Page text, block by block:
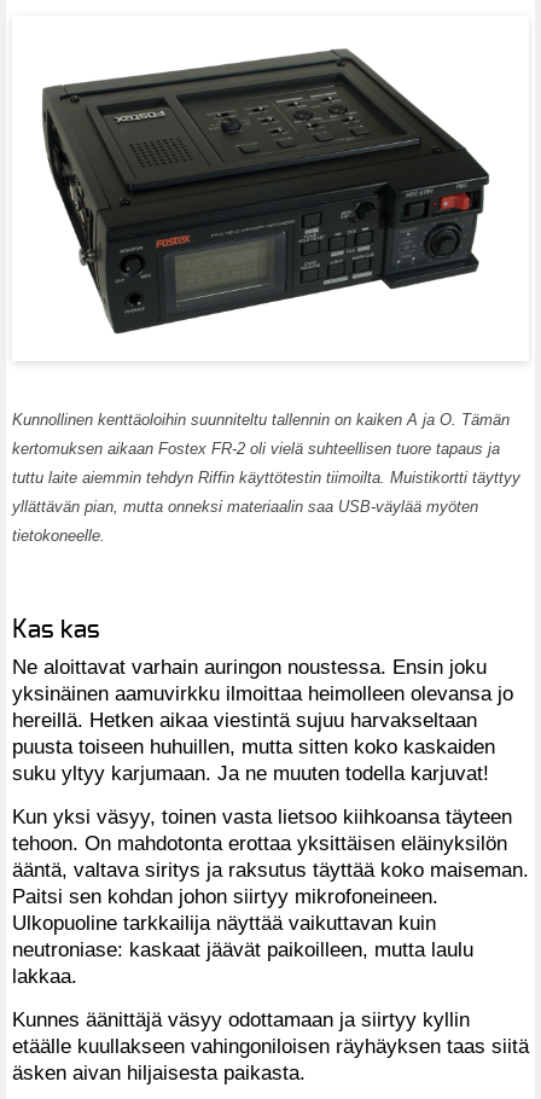
Kunnollinen kenttäoloihin suunniteltu tallennin on kaiken A ja O. Tämän
kertomuksen aikaan Fostex FR-2 oli vielä suhteellisen tuore tapaus ja
tuttu laite aiemmin tehdyn Riffin käyttötestin tiimoilta. Muistikortti täyttyy
yllättävän pian, mutta onneksi materiaalin saa USB-väylää myöten
tietokoneelle.
Kas kas
Ne aloittavat varhain auringon noustessa. Ensin joku
yksinäinen aamuvirkku ilmoittaa heimolleen olevansa jo
hereillä. Hetken aikaa viestintä sujuu harvakseltaan
puusta toiseen huhuillen, mutta sitten koko kaskaiden
suku yltyy karjumaan. Ja ne muuten todella karjuvat!
Kun yksi väsyy, toinen vasta lietsoo kiihkoansa täyteen
tehoon. On mahdotonta erottaa yksittäisen eläinyksilön
ääntä, valtava siritys ja raksutus täyttää koko maiseman.
Paitsi sen kohdan johon siirtyy mikrofoneineen.
Ulkopuoline tarkkailija näyttää vaikuttavan kuin
neutroniase: kaskaat jäävät paikoilleen, mutta laulu
lakkaa.
Kunnes äänittäjä väsyy odottamaan ja siirtyy kyllin
etäälle kuullakseen vahingoniloisen räyhäyksen taas siitä
äsken aivan hiljaisesta paikasta.